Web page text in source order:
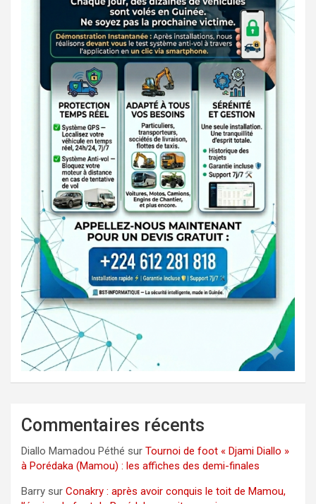
Commentaires récents
Diallo Mamadou Péthé sur Tournoi de foot « Djami Diallo »
à Porédaka (Mamou) : les affiches des demi-finales
Barry sur Conakry : après avoir conquis le toit de Mamou,